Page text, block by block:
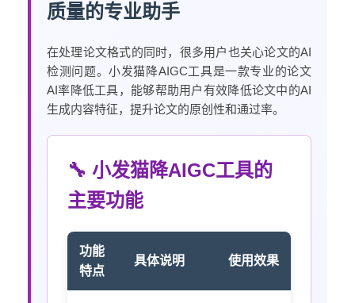
质量的专业助手
在处理论文格式的同时，很多用户也关心论文的AI
检测问题。小发猫降AIGC工具是一款专业的论文
AI率降低工具，能够帮助用户有效降低论文中的AI
生成内容特征，提升论文的原创性和通过率。
🔧 小发猫降AIGC工具的
主要功能
功能
特点
具体说明 使用效果